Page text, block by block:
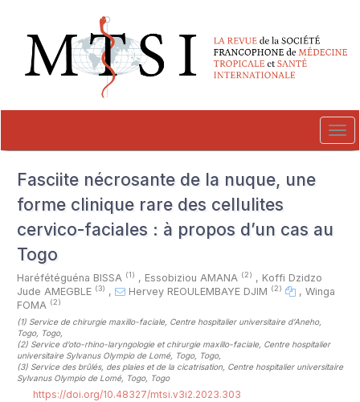
##plugins.themes.novelty.accessible_menu.main_navigation##
##plugins.themes.novelty.accessible_menu.main_content##
##plugins.themes.novelty.accessible_menu.sidebar##
Fasciite nécrosante de la nuque, une
forme clinique rare des cellulites
cervico-faciales : à propos d’un cas au
Togo
Haréfétéguéna BISSA (1) , Essobiziou AMANA (2) , Koffi Dzidzo
Jude AMEGBLE (3) , Hervey REOULEMBAYE DJIM (2) , Winga
FOMA (2)
(1) Service de chirurgie maxillo-faciale, Centre hospitalier universitaire d’Aneho,
Togo, Togo,
(2) Service d’oto-rhino-laryngologie et chirurgie maxillo-faciale, Centre hospitalier
universitaire Sylvanus Olympio de Lomé, Togo, Togo,
(3) Service des brûlés, des plaies et de la cicatrisation, Centre hospitalier universitaire
Sylvanus Olympio de Lomé, Togo, Togo
https://doi.org/10.48327/mtsi.v3i2.2023.303